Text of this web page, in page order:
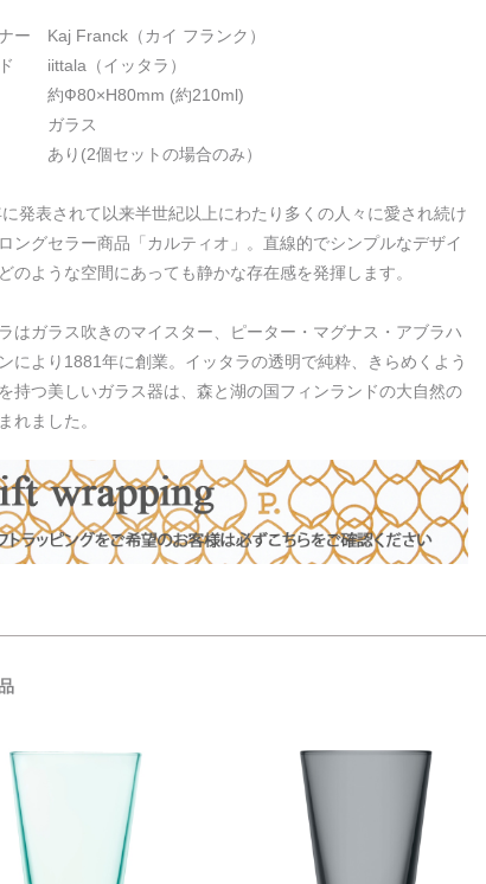
ー Kaj Franck（カイ フランク）
iittala（イッタラ）
約Ф80×H80mm (約210ml)
ガラス
(2個セットの場合のみ）
発表されて以来半世紀以上にわたり多くの人々に愛され続け
ングセラー商品「カルティオ」。直線的でシンプルなデザイ
のような空間にあっても静かな存在感を発揮します。
はガラス吹きのマイスター、ピーター・マグナス・アブラハ
により1881年に創業。イッタラの透明で純粋、きらめくよう
持つ美しいガラス器は、森と湖の国フィンランドの大自然の
れました。